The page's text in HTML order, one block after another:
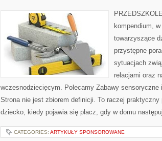
kompendium,
towarzyszące
przystępne
sytuacjach
relacjami oraz
wczesnodziecięcym. Polecamy Zabawy
Strona nie jest zbiorem definicji. To raczej
dziecko, kiedy pojawia się płacz, gdy w domu
CATEGORIES: ARTYKUŁY SPONSOROWANE